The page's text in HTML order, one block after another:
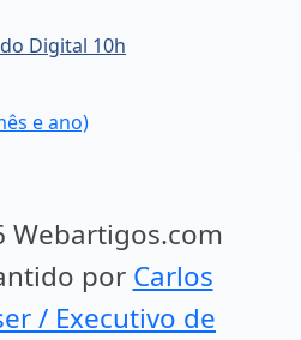
Digital 10h
e ano)
Webartigos.com
por Carlos
/ Executivo de